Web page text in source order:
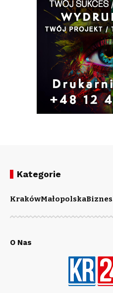
Kategorie
KrakówMałopolskaBiznes
O Nas